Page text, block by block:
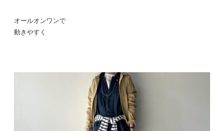
オールオンワンで
動きやすく